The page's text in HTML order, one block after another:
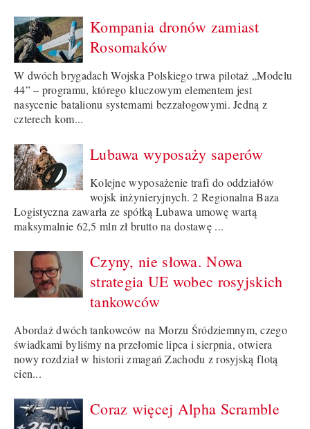
Kompania dronów zamiast
Rosomaków
W dwóch brygadach Wojska Polskiego trwa pilotaż „Modelu
44” – programu, którego kluczowym elementem jest
nasycenie batalionu systemami bezzałogowymi. Jedną z
czterech kom...
Lubawa wyposaży saperów
Kolejne wyposażenie trafi do oddziałów
wojsk inżynieryjnych. 2 Regionalna Baza
Logistyczna zawarła ze spółką Lubawa umowę wartą
maksymalnie 62,5 mln zł brutto na dostawę ...
Czyny, nie słowa. Nowa
strategia UE wobec rosyjskich
tankowców
Abordaż dwóch tankowców na Morzu Śródziemnym, czego
świadkami byliśmy na przełomie lipca i sierpnia, otwiera
nowy rozdział w historii zmagań Zachodu z rosyjską flotą
cien...
Coraz więcej Alpha Scramble